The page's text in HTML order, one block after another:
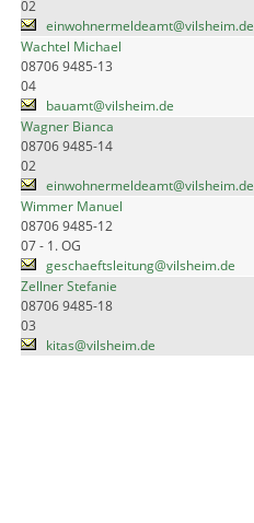
02
einwohnermeldeamt@vilsheim.de
Wachtel Michael
08706 9485-13
04
bauamt@vilsheim.de
Wagner Bianca
08706 9485-14
02
einwohnermeldeamt@vilsheim.de
Wimmer Manuel
08706 9485-12
07 - 1. OG
geschaeftsleitung@vilsheim.de
Zellner Stefanie
08706 9485-18
03
kitas@vilsheim.de